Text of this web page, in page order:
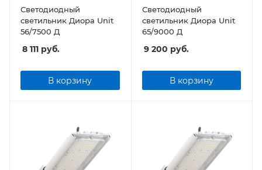
Светодиодный
светильник Диора Unit
56/7500 Д
8 111 руб.
В корзину
Светодиодный
светильник Диора Unit
65/9000 Д
9 200 руб.
В корзину